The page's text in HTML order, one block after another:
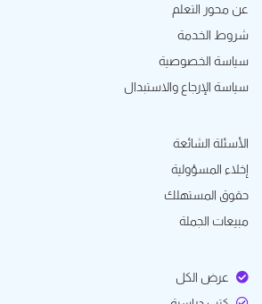
عن محور التعلم
شروط الخدمة
سياسة الخصوصية
سياسة الإرجاع والاستبدال
الأسئلة الشائعة
إخلاء المسؤولية
حقوق المستهلك
مبيعات الجملة
عرض الكل